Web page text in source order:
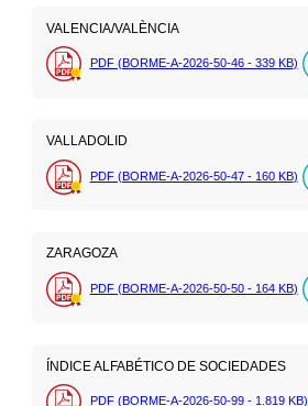
VALENCIA/VALÈNCIA
PDF (BORME-A-2026-50-46 - 339 KB)
VALLADOLID
PDF (BORME-A-2026-50-47 - 160 KB)
ZARAGOZA
PDF (BORME-A-2026-50-50 - 164 KB)
ÍNDICE ALFABÉTICO DE SOCIEDADES
PDF (BORME-A-2026-50-99 - 1.819 KB)